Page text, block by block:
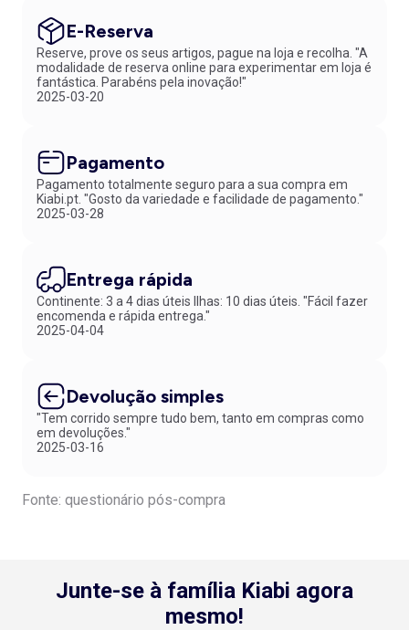
E-Reserva
Reserve, prove os seus artigos, pague na loja e recolha. "A
modalidade de reserva online para experimentar em loja é
fantástica. Parabéns pela inovação!"
2025-03-20
Pagamento
Pagamento totalmente seguro para a sua compra em
Kiabi.pt. "Gosto da variedade e facilidade de pagamento."
2025-03-28
Entrega rápida
Continente: 3 a 4 dias úteis Ilhas: 10 dias úteis. "Fácil fazer
encomenda e rápida entrega."
2025-04-04
Devolução simples
"Tem corrido sempre tudo bem, tanto em compras como
em devoluções."
2025-03-16
Fonte: questionário pós-compra
Junte-se à família Kiabi agora
mesmo!